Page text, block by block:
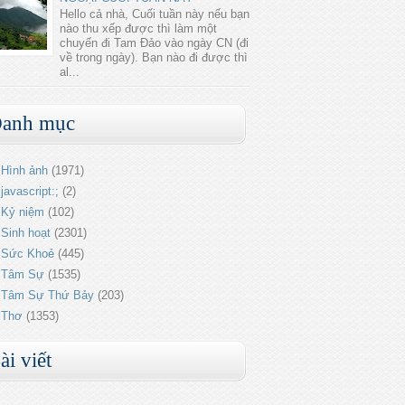
Hello cả nhà, Cuối tuần này nếu bạn
nào thu xếp được thì làm một
chuyến đi Tam Đảo vào ngày CN (đi
về trong ngày). Bạn nào đi được thì
al...
mục
Hình ảnh (1971)
javascript:; (2)
Kỷ niệm (102)
Sinh hoạt (2301)
Sức Khoẻ (445)
Tâm Sự (1535)
Tâm Sự Thứ Bảy (203)
Thơ (1353)
viết